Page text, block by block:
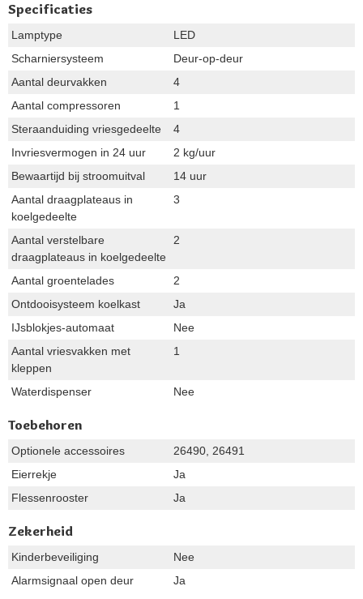
Specificaties
Lamptype
LED
Scharniersysteem
Deur-op-deur
Aantal deurvakken
4
Aantal compressoren
1
Steraanduiding vriesgedeelte
4
Invriesvermogen in 24 uur
2 kg/uur
Bewaartijd bij stroomuitval
14 uur
Aantal draagplateaus in
koelgedeelte
3
Aantal verstelbare
draagplateaus in koelgedeelte
2
Aantal groentelades
2
Ontdooisysteem koelkast
Ja
IJsblokjes-automaat
Nee
Aantal vriesvakken met
kleppen
1
Waterdispenser Nee
Toebehoren
Optionele accessoires
26490, 26491
Eierrekje
Ja
Flessenrooster
Ja
Zekerheid
Kinderbeveiliging
Nee
Alarmsignaal open deur
Ja